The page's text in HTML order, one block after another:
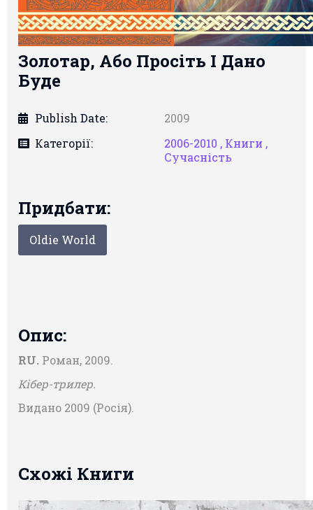
Золотар, Або Просіть І Дано
Буде
Publish Date:
2009
Категорії:
2006-2010 , Книги ,
Сучасність
Придбати:
Oldie World
Опис:
RU. Роман, 2009.
Кібер-трилер.
Видано 2009 (Росія).
Схожі Книги